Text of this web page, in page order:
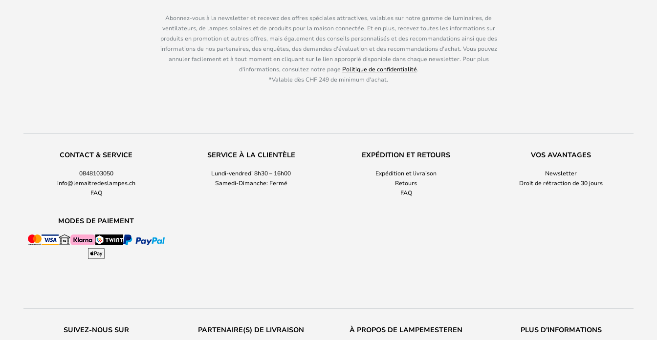
Abonnez-vous à la newsletter et recevez des offres spéciales attractives, valables sur notre gamme de luminaires, de
ventilateurs, de lampes solaires et de produits pour la maison connectée. Et en plus, recevez toutes les informations sur
produits en promotion et autres offres, mais également des conseils personnalisés et des recommandations ainsi que des
informations de nos partenaires, des enquêtes, des demandes d'évaluation et des recommandations d'achat. Vous pouvez
annuler facilement et à tout moment en cliquant sur le lien approprié disponible dans chaque newsletter. Pour plus
d'informations, consultez notre page Politique de confidentialité.
*Valable dès CHF 249 de minimum d'achat.
CONTACT & SERVICE
0848103050
info@lemaitredeslampes.ch
FAQ
SERVICE À LA CLIENTÈLE
Lundi-vendredi 8h30 – 16h00
Samedi-Dimanche: Fermé
EXPÉDITION ET RETOURS
Expédition et livraison
Retours
FAQ
VOS AVANTAGES
Newsletter
Droit de rétraction de 30 jours
MODES DE PAIEMENT
SUIVEZ-NOUS SUR PARTENAIRE(S) DE LIVRAISON À PROPOS DE LAMPEMESTEREN PLUS D'INFORMATIONS